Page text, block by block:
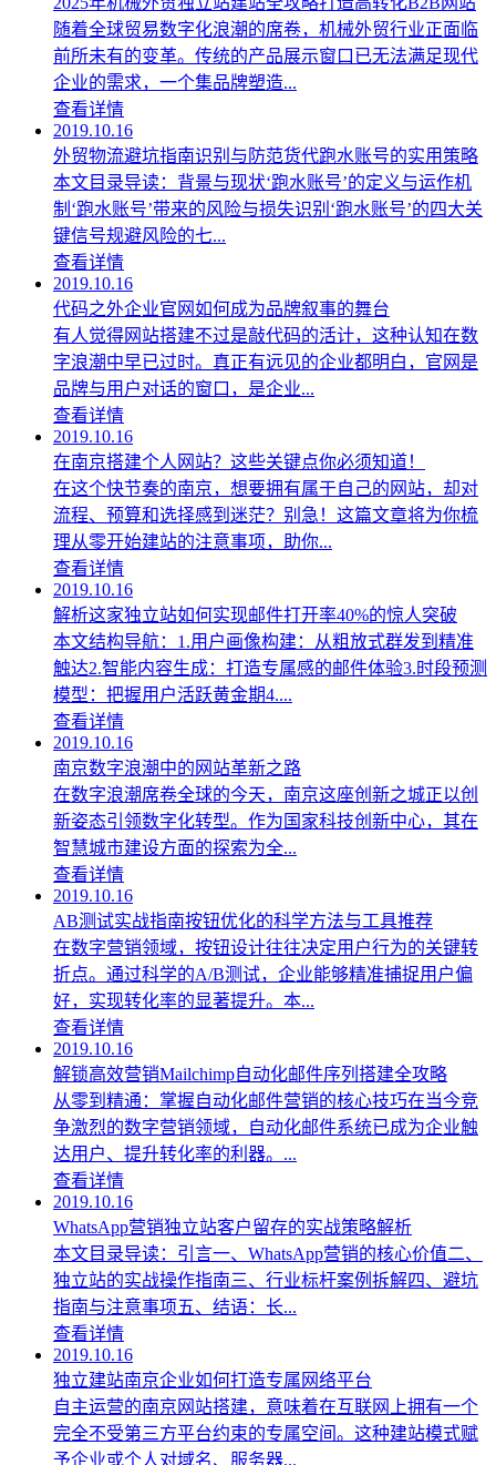
随着全球贸易数字化浪潮的席卷，机械外贸行业正面临
前所未有的变革。传统的产品展示窗口已无法满足现代
企业的需求，一个集品牌塑造...
查看详情
2019.10.16
外贸物流避坑指南识别与防范货代跑水账号的实用策略
本文目录导读：背景与现状‘跑水账号’的定义与运作机
制‘跑水账号’带来的风险与损失识别‘跑水账号’的四大关
键信号规避风险的七...
查看详情
2019.10.16
代码之外企业官网如何成为品牌叙事的舞台
有人觉得网站搭建不过是敲代码的活计，这种认知在数
字浪潮中早已过时。真正有远见的企业都明白，官网是
品牌与用户对话的窗口，是企业...
查看详情
2019.10.16
在南京搭建个人网站？这些关键点你必须知道！
在这个快节奏的南京，想要拥有属于自己的网站，却对
流程、预算和选择感到迷茫？别急！这篇文章将为你梳
理从零开始建站的注意事项，助你...
查看详情
2019.10.16
解析这家独立站如何实现邮件打开率40%的惊人突破
本文结构导航：1.用户画像构建：从粗放式群发到精准
触达2.智能内容生成：打造专属感的邮件体验3.时段预测
模型：把握用户活跃黄金期4....
查看详情
2019.10.16
南京数字浪潮中的网站革新之路
在数字浪潮席卷全球的今天，南京这座创新之城正以创
新姿态引领数字化转型。作为国家科技创新中心，其在
智慧城市建设方面的探索为全...
查看详情
2019.10.16
AB测试实战指南按钮优化的科学方法与工具推荐
在数字营销领域，按钮设计往往决定用户行为的关键转
折点。通过科学的A/B测试，企业能够精准捕捉用户偏
好，实现转化率的显著提升。本...
查看详情
2019.10.16
解锁高效营销Mailchimp自动化邮件序列搭建全攻略
从零到精通：掌握自动化邮件营销的核心技巧在当今竞
争激烈的数字营销领域，自动化邮件系统已成为企业触
达用户、提升转化率的利器。...
查看详情
2019.10.16
WhatsApp营销独立站客户留存的实战策略解析
本文目录导读：引言一、WhatsApp营销的核心价值二、
独立站的实战操作指南三、行业标杆案例拆解四、避坑
指南与注意事项五、结语：长...
查看详情
2019.10.16
独立建站南京企业如何打造专属网络平台
自主运营的南京网站搭建，意味着在互联网上拥有一个
完全不受第三方平台约束的专属空间。这种建站模式赋
予企业或个人对域名、服务器...